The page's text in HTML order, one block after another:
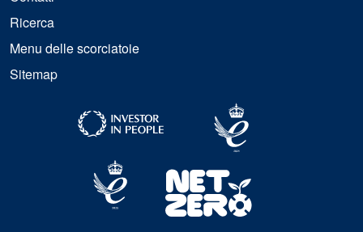
Ricerca
Menu delle scorciatoie
Sitemap